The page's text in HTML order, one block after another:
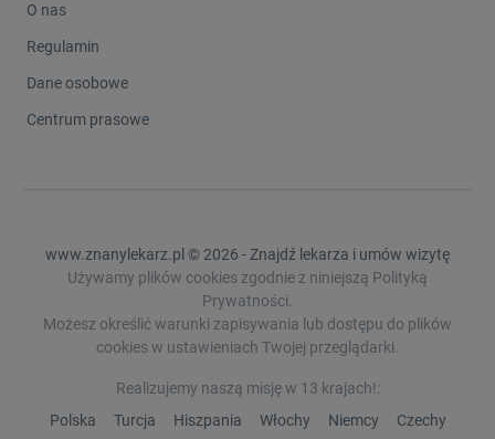
O nas
Regulamin
Dane osobowe
Centrum prasowe
www.znanylekarz.pl © 2026 - Znajdź lekarza i umów wizytę
Używamy plików cookies zgodnie z niniejszą Polityką
Prywatności.
Możesz określić warunki zapisywania lub dostępu do plików
cookies w ustawieniach Twojej przeglądarki.
Realizujemy naszą misję w 13 krajach!:
Polska
Turcja Hiszpania Włochy Niemcy Czechy